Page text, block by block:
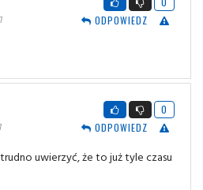
ODPOWIEDZ
0
ODPOWIEDZ
uwierzyć, że to już tyle czasu